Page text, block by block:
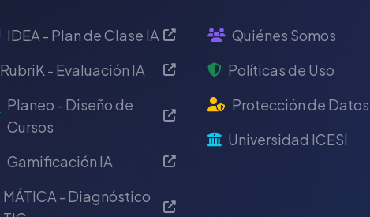
IDEA - Plan de Clase IA
RubriK - Evaluación IA
Planeo - Diseño de
Cursos
Gamificación IA
MÁTICA - Diagnóstico
Quiénes Somos
Políticas de Uso
Protección de Datos
Universidad ICESI